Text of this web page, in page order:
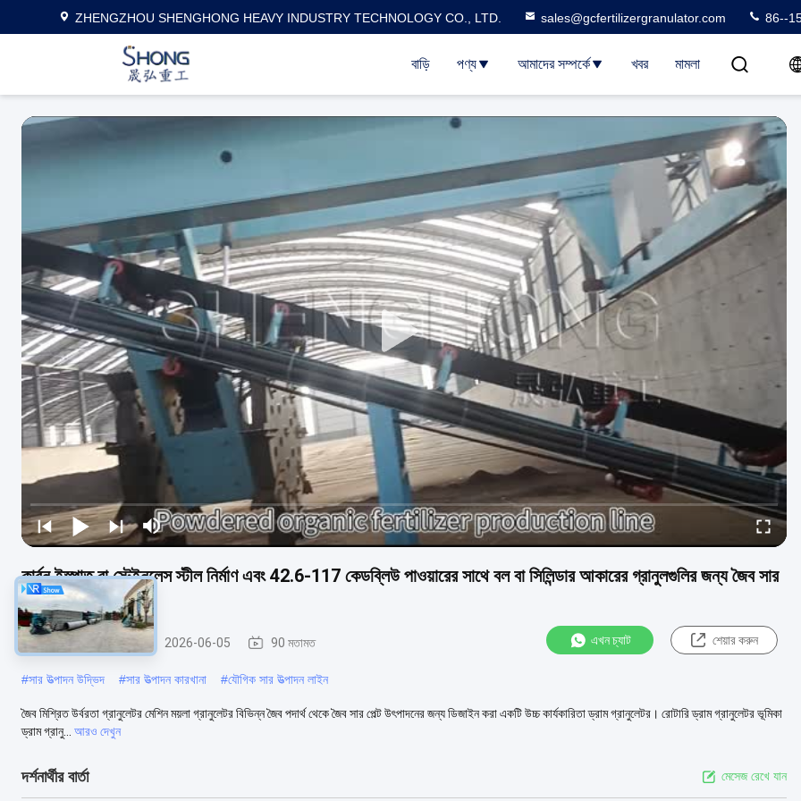
ZHENGZHOU SHENGHONG HEAVY INDUSTRY TECHNOLOGY CO., LTD. sales@gcfertilizergranulator.com 86--
বাড়ি পণ্য আমাদের সম্পর্কে খবর মামলা
কার্বন ইস্পাত বা স্টেইনলেস স্টীল নির্মাণ এবং 42.6-117 কেডব্লিউ পাওয়ারের সাথে বল বা সিলিন্ডার আকারের গ্রানুলগুলির জন্য জৈব সার
গ্রানুলেটর মেশিন
জৈব সার উত্পাদন লাইন 2026-06-05 90 মতামত এখন চ্যাট শেয়ার করুন
#সার উত্পাদন উদ্ভিদ #সার উত্পাদন কারখানা #যৌগিক সার উত্পাদন লাইন
জৈব মিশ্রিত উর্বরতা গ্রানুলেটর মেশিন ময়লা গ্রানুলেটর বিভিন্ন জৈব পদার্থ থেকে জৈব সার পেল্ট উৎপাদনের জন্য ডিজাইন করা একটি উচ্চ কার্যকারিতা ড্রাম গ্রানুলেটর। রোটারি ড্রাম গ্রানুলেটর ভূমিকা
ড্রাম গ্রানু...
আরও দেখুন
দর্শনার্থীর বার্তা মেসেজ রেখে যান